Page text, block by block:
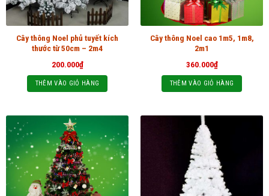
Cây thông Noel phủ tuyết kích
thước từ 50cm – 2m4
200.000₫
THÊM VÀO GIỎ HÀNG
Cây thông Noel cao 1m5, 1m8,
2m1
360.000₫
THÊM VÀO GIỎ HÀNG